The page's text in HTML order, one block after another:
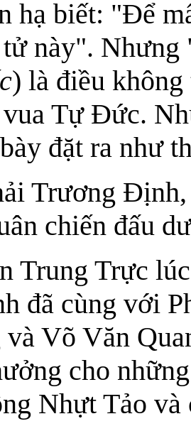
hạ biết: "Để
này". Nhưng
) là điều không
Tự Đức.
đặt ra như
Trương
chiến đấu
Trung Trực
đã cùng với
Võ Văn
cho
Nhựt Tảo